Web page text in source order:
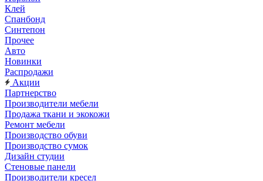
Клей
Спанбонд
Синтепон
Прочее
Авто
Новинки
Распродажи
Акции
Партнерство
Производители мебели
Продажа ткани и экокожи
Ремонт мебели
Производство обуви
Производство сумок
Дизайн студии
Стеновые панели
Производители кресел